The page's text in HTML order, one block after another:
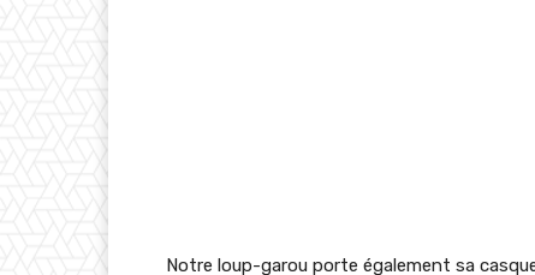
Notre loup-garou porte également sa